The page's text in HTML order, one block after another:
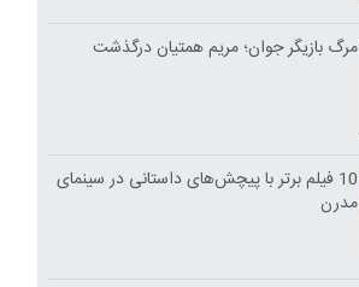
مرگ بازیگر جوان؛ مریم همتیان درگذشت
10 فیلم برتر با پیچش‌های داستانی در سینمای
مدرن